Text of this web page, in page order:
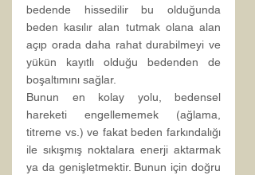
bedende hissedilir bu olduğunda
beden kasılır alan tutmak olana alan
açıp orada daha rahat durabilmeyi ve
yükün kayıtlı olduğu bedenden de
boşaltımını sağlar.
Bunun en kolay yolu, bedensel
hareketi engellememek (ağlama,
titreme vs.) ve fakat beden farkındalığı
ile sıkışmış noktalara enerji aktarmak
ya da genişletmektir. Bunun için doğru